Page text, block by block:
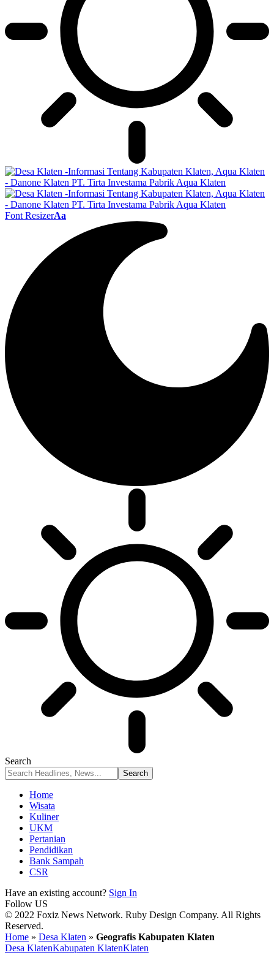
Font ResizerAa
Search
Home
Wisata
Kuliner
UKM
Pertanian
Pendidikan
Bank Sampah
CSR
Have an existing account? Sign In
Follow US
© 2022 Foxiz News Network. Ruby Design Company. All Rights
Reserved.
Home » Desa Klaten » Geografis Kabupaten Klaten
Desa KlatenKabupaten KlatenKlaten